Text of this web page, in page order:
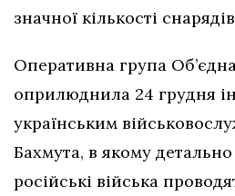
значної кількості
Оперативна група
оприлюднила 24 грудня
українським
Бахмута, в якому
російські війська